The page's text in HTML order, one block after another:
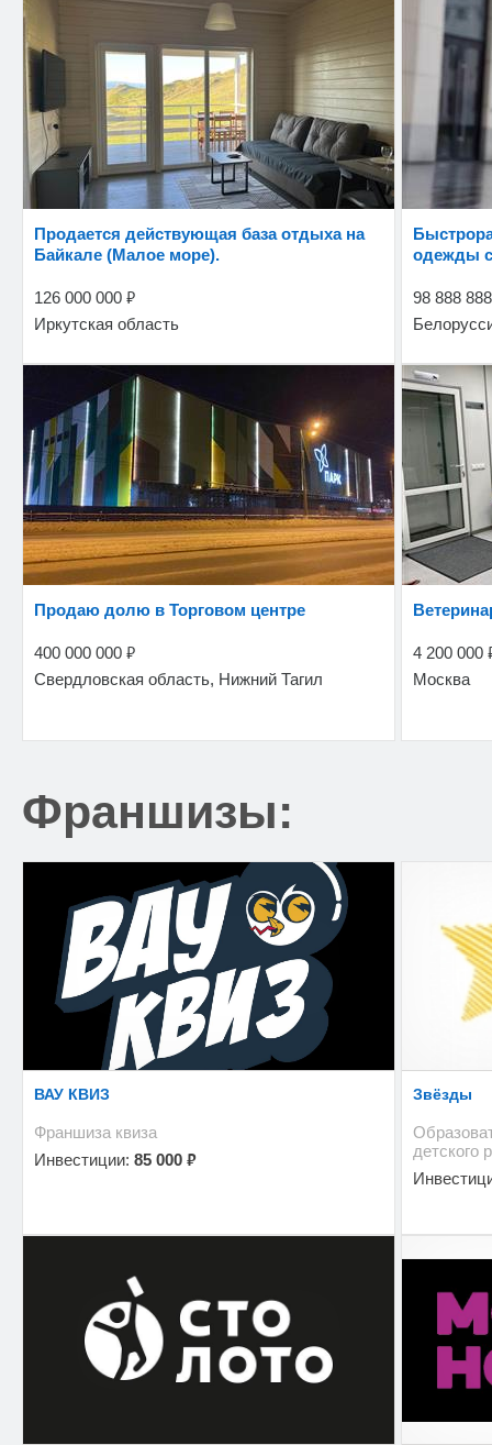
Продается действующая база отдыха на
Байкале (Малое море).
126 000 000 ₽
Иркутская область
Быстрорастущий бренд прем. женской
одежды
98 888
Продаю долю в Торговом центре
400 000 000 ₽
Свердловская область, Нижний Тагил
4 200 000
Москва
Франшизы:
ВАУ КВИЗ
Франшиза квиза
Инвестиции: 85 000 ₽
Звёзды
детского